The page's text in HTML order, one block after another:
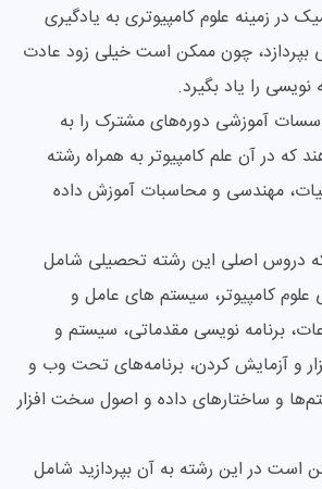
در زمینه علوم کامپیوتری به یادگیری
بپردازد، چون ممکن است خیلی زود عادت
نویسی را یاد بگیرد.
آموزشی دوره‌های مشترک را به
که در آن علم کامپیوتر به همراه رشته
مهندسی و محاسبات آموزش داده
دروس اصلی این رشته تحصیلی شامل
علوم کامپیوتر، سیستم های عامل و
برنامه نویسی مقدماتی، سیستم و
و آزمایش کردن، برنامه‌های تحت وب و
و ساختارهای داده و اصول سخت افزار
است در این رشته به آن بپردازید شامل